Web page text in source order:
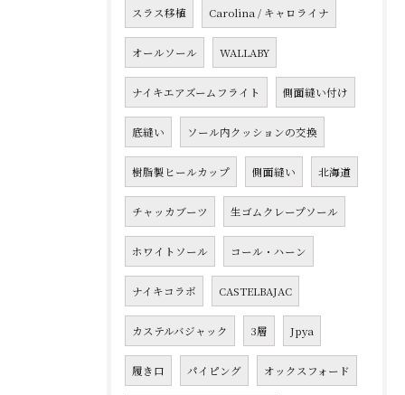
スラス移植 Carolina / キャロライナ
オールソール WALLABY
ナイキエアズームフライト 側面縫い付け
底縫い ソール内クッションの交換
樹脂製ヒールカップ 側面縫い 北海道
チャッカブーツ 生ゴムクレープソール
ホワイトソール コール・ハーン
ナイキコラボ CASTELBAJAC
カステルバジャック 3層 Jpya
履き口 パイピング オックスフォード